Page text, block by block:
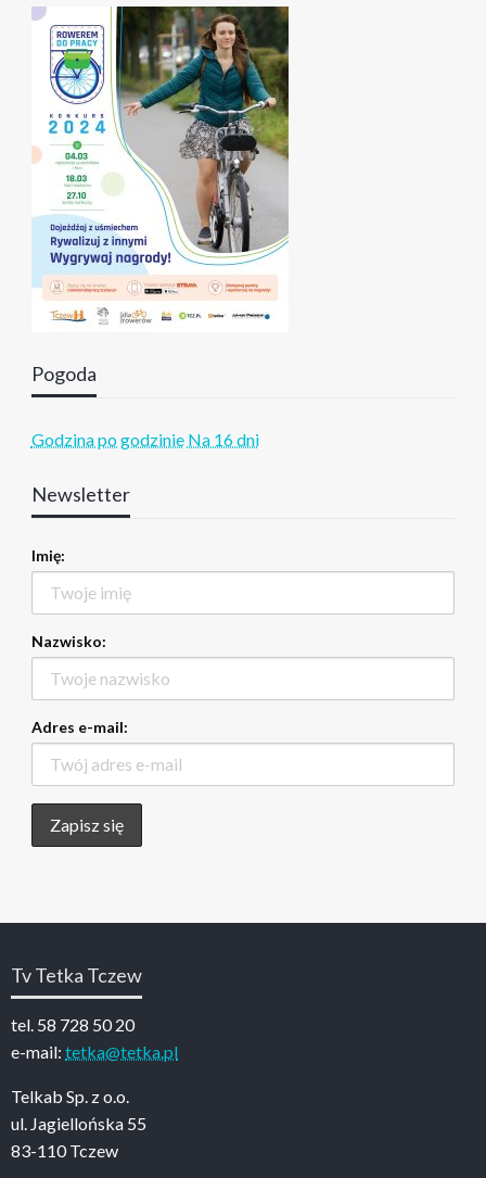
Pogoda
Godzina po godzinie Na 16 dni
Newsletter
Imię:
Nazwisko:
Adres e-mail:
Tv Tetka Tczew
tel. 58 728 50 20
e-mail: tetka@tetka.pl
Telkab Sp. z o.o.
ul. Jagiellońska 55
83-110 Tczew